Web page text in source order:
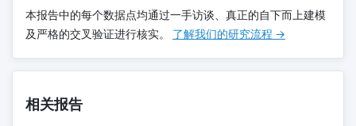
本报告中的每个数据点均通过一手访谈、真正的自下而上建模
及严格的交叉验证进行核实。 了解我们的研究流程 →
相关报告